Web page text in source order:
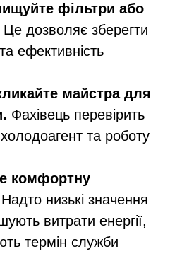
фільтри або
Це дозволяє зберегти
ефективність
майстра для
Фахівець перевірить
та роботу
комфортну
Надто низькі значення
витрати енергії,
термін служби